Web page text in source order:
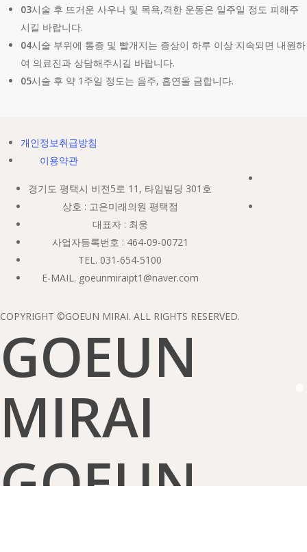
03시술 후 뜨거운 사우나 및 목욕,격한 운동은 일주일 정도 피해주
시길 바랍니다.
04시술 부위에 통증 및 빨개지는 증상이 하루 이상 지속되면 내원하
여 의료진과 상담해주시길 바랍니다.
05시술 후 약 1주일 정도는 음주, 흡연을 금합니다.
개인정보취급방침
이용약관
경기도 평택시 비전5로 11, 타임빌딩 301호
상호 : 고은미래의원 평택점
대표자 : 최웅
사업자등록번호 : 464-09-00721
TEL. 031-654-5100
E-MAIL. goeunmiraipt1@naver.com
COPYRIGHT ©GOEUN MIRAI. ALL RIGHTS RESERVED.
GOEUN
MIRAI
GOEUN